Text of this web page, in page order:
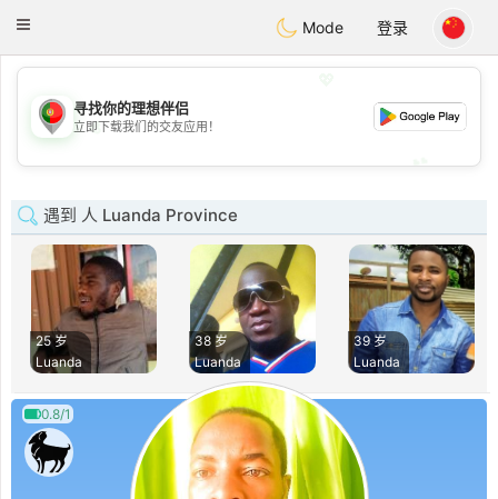
Portugues
Toggle
Mode 登录
💖
💕
寻找你的理想伴侣
立即下载我们的交友应用！
遇到 人 Luanda Province
25 岁
Luanda
38 岁
Luanda
39 岁
Luanda
0.8/1